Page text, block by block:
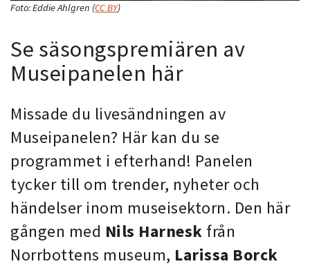
Foto:Eddie Ahlgren (CC BY)
Se säsongspremiären av
Museipanelen här
Missade du livesändningen av
Museipanelen? Här kan du se
programmet i efterhand! Panelen
tycker till om trender, nyheter och
händelser inom museisektorn. Den här
gången med Nils Harnesk från
Norrbottens museum, Larissa Borck